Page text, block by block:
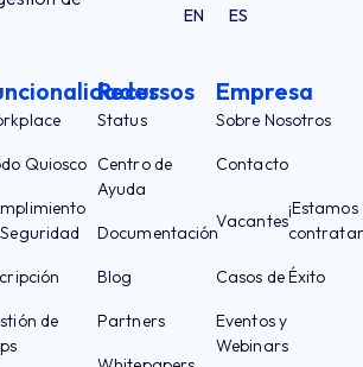
EN ES
Quiosco
de
Recursos
Status
Centro de
Ayuda
Documentación
Blog
Partners
Empresa
Sobre Nosotros
Contacto
Vacantes
¡Estamos
Casos de Éxito
Eventos y
Webinars